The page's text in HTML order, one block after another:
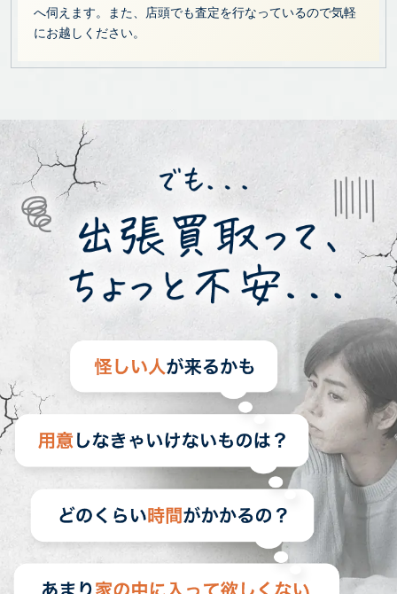
へ伺えます。また、店頭でも査定を行なっているので気軽
にお越しください。